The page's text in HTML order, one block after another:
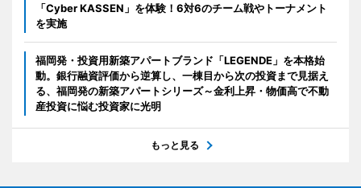
「Cyber KASSEN」を体験！6対6のチーム戦やトーナメント
を実施
福岡発・投資用新築アパートブランド「LEGENDE」を本格始
動。銀行融資評価から逆算し、一棟目から次の投資まで見据え
る、福岡発の新築アパートシリーズ～金利上昇・物価高で不動
産投資に悩む投資家に光明
もっと見る